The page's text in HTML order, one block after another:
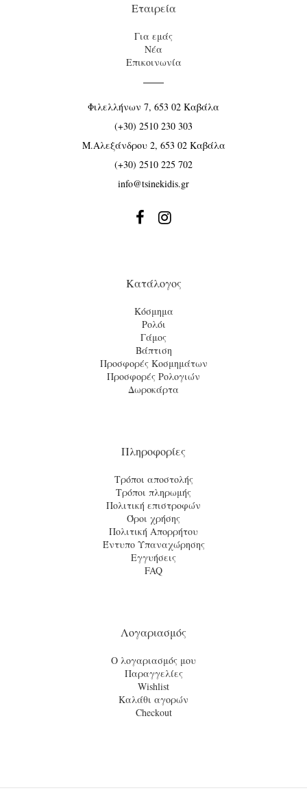
Εταιρεία
Για εμάς
Νέα
Επικοινωνία
Φιλελλήνων 7, 653 02 Καβάλα
(+30) 2510 230 303
Μ.Αλεξάνδρου 2, 653 02 Καβάλα
(+30) 2510 225 702
info@tsinekidis.gr
 
Κατάλογος
Κόσμημα
Ρολόι
Γάμος
Βάπτιση
Προσφορές Κοσμημάτων
Προσφορές Ρολογιών
Δωροκάρτα
Πληροφορίες
Τρόποι αποστολής
Τρόποι πληρωμής
Πολιτική επιστροφών
Όροι χρήσης
Πολιτική Απορρήτου
Έντυπο Υπαναχώρησης
Εγγυήσεις
FAQ
Λογαριασμός
Ο λογαριασμός μου
Παραγγελίες
Wishlist
Καλάθι αγορών
Checkout